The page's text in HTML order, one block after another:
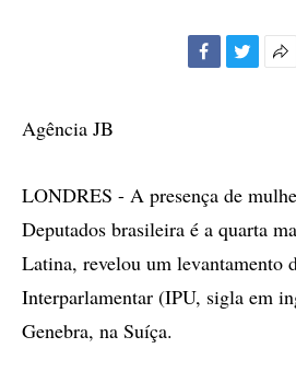
Agência JB
LONDRES - A presença de
Deputados brasileira é a quarta
Latina, revelou um levantamento
Interparlamentar (IPU, sigla em
Genebra, na Suíça.